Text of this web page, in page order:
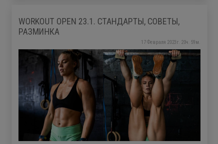
WORKOUT OPEN 23.1. СТАНДАРТЫ, СОВЕТЫ,
РАЗМИНКА
17 Февраля 2023г. 20ч. 59м.